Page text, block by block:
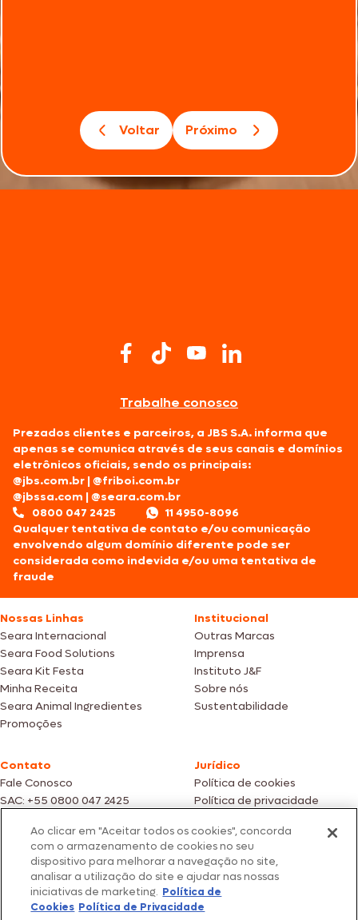
Voltar Próximo
Trabalhe conosco
Prezados clientes e parceiros, a JBS S.A. informa que
apenas se comunica através de seus canais e domínios
eletrônicos oficiais, sendo os principais:
@jbs.com.br |@friboi.com.br
@jbssa.com |@seara.com.br
0800 047 2425
11 4950-8096
Qualquer tentativa de contato e/ou comunicação
envolvendo algum domínio diferente pode ser
considerada como indevida e/ou uma tentativa de
fraude
Nossas Linhas
Seara Internacional
Seara Food Solutions
Seara Kit Festa
Minha Receita
Seara Animal Ingredientes
Promoções
Institucional
Outras Marcas
Imprensa
Instituto J&F
Sobre nós
Sustentabilidade
Contato
Fale Conosco
SAC: +55 0800 047 2425
Jurídico
Política de cookies
Política de privacidade
Fotos meramente ilustrativas | Ofertas válidas enquanto durarem os
estoques dos nossos parceiros | Vendas sujeitas a análise e confirmação
de dados.
Os preços, promoções e condições de pagamento são válidos
exclusivamente para compras efetuadas em nossos parceiros.
Todos os produtos estão sujeitos a disponibilidade de estoque.
Ao clicar em "Aceitar todos os cookies", concorda
com o armazenamento de cookies no seu
dispositivo para melhorar a navegação no site,
analisar a utilização do site e ajudar nas nossas
iniciativas de marketing. Política de
Cookies Política de Privacidade